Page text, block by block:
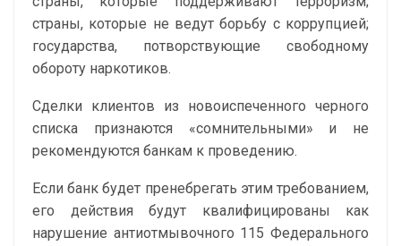
страны, которые не ведут борьбу с коррупцией;
государства, потворствующие свободному
обороту наркотиков.
Сделки клиентов из новоиспеченного черного
списка признаются «сомнительными» и не
рекомендуются банкам к проведению.
Если банк будет пренебрегать этим требованием,
его действия будут квалифицированы как
нарушение антиотмывочного 115 Федерального